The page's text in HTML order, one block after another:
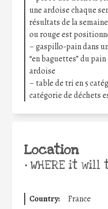
une ardoise chaque
résultats de la
ou rouge est
– gaspillo-pain dans
“en baguettes” du
ardoise
– table de tri en 5
catégorie de déchets
Location
•WHERE it will
Country:
France